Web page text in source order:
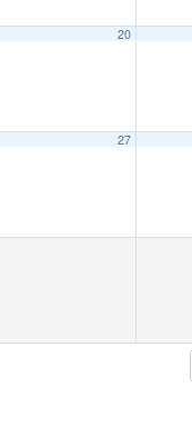
20
27